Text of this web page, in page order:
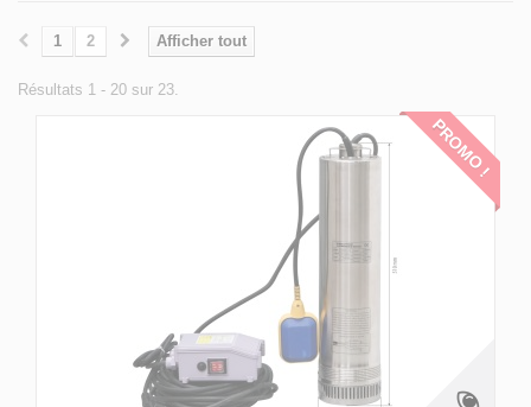
Afficher tout
1 2
Résultats 1 - 20 sur 23.
PROMO !